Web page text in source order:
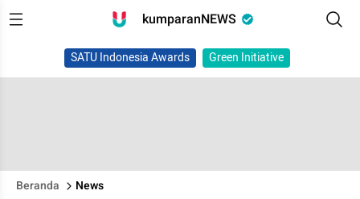
kumparanNEWS
SATU Indonesia Awards Green Initiative
Beranda News